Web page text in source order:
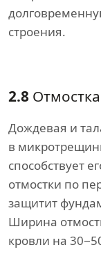
строения.
2.8 Отмостка
Дождевая и
в
способствует
отмостки по
защитит
Ширина
кровли на